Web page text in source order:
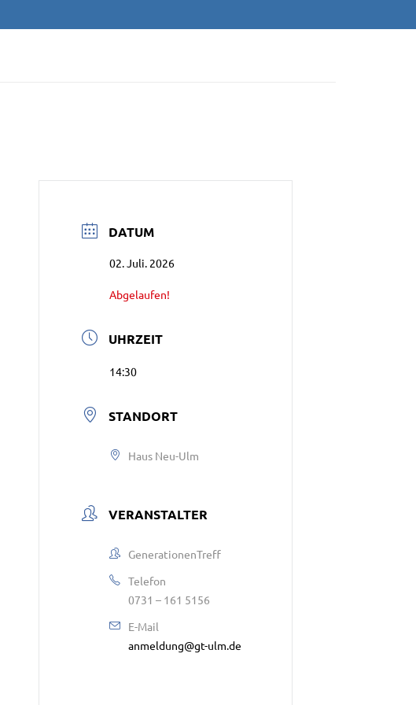
DATUM
02. Juli. 2026
Abgelaufen!
UHRZEIT
14:30
STANDORT
Haus Neu-Ulm
VERANSTALTER
GenerationenTreff
Telefon
0731 – 161 5156
E-Mail
anmeldung@gt-ulm.de